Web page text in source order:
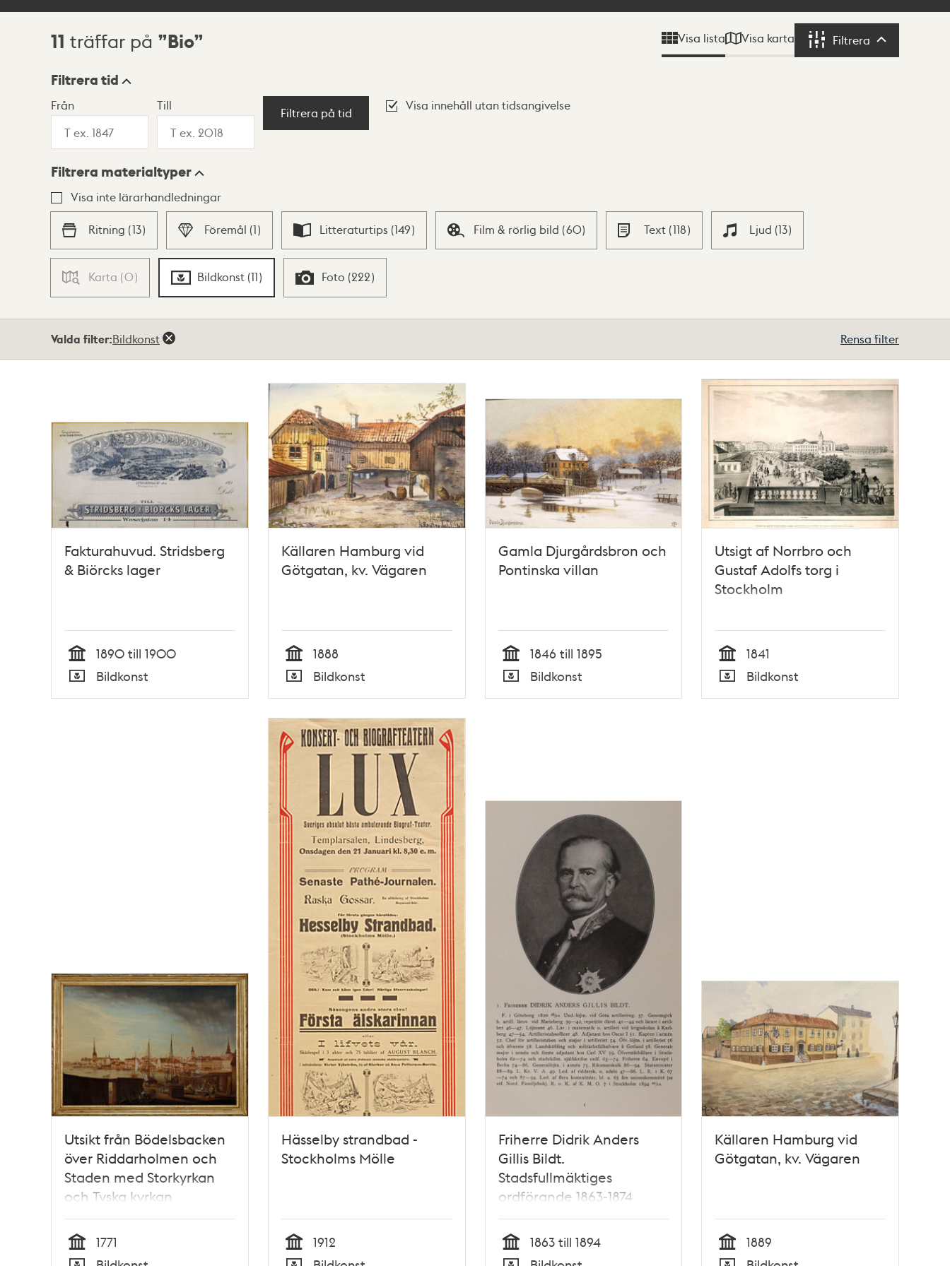
Sökresultat
11 träffar på Bio Visa lista Visa karta Filtrera Filtrera
Visningsläge
Lista Karta
Filtrera tid
Från Till
Filtrera på tid
Visa innehåll utan tidsangivelse
Filtrera materialtyper
Visa inte lärarhandledningar
Ritning (13) Föremål (1) Litteraturtips (149) Film & rörlig bild (60) Text (118) Ljud (13)
Karta (0) Bildkonst (11) Foto (222)
Valda filter:Bildkonst Rensa filter
Fakturahuvud. Stridsberg
& Biörcks lager
Tid
1890 till 1900
Typ
Bildkonst
Källaren Hamburg vid
Götgatan, kv. Vägaren
Tid
1888
Typ
Bildkonst
Gamla Djurgårdsbron och
Pontinska villan
Tid
1846 till 1895
Typ
Bildkonst
Utsigt af Norrbro och
Gustaf Adolfs torg i
Stockholm
Tid
1841
Typ
Bildkonst
Utsikt från Bödelsbacken
över Riddarholmen och
Staden med Storkyrkan
och Tyska kyrkan
Tid
1771
Hässelby strandbad -
Stockholms Mölle
Tid
1912
Friherre Didrik Anders
Gillis Bildt.
Stadsfullmäktiges
ordförande 1863-1874
Tid
1863 till 1894
Källaren Hamburg vid
Götgatan, kv. Vägaren
Tid
1889